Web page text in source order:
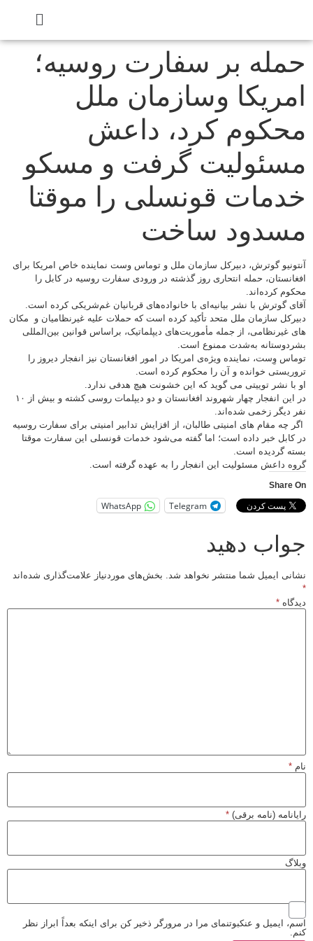
حمله بر سفارت روسیه؛
امریکا وسازمان ملل
محکوم کرد، داعش
مسئولیت گرفت و مسکو
خدمات قونسلی را موقتا
مسدود ساخت
آنتونیو گوترش، دبیرکل سازمان ملل و توماس وست نماینده خاص امریکا برای
افغانستان، حمله انتحاری روز گذشته در ورودی سفارت روسیه در کابل را
محکوم کرده‌اند.
آقای گوترش با نشر بیانیه‌ای با خانواده‌های قربانیان غم‌شریکی کرده است.
دبیرکل سازمان ملل متحد تأکید کرده است که حملات علیه غیرنظامیان و مکان
های غیرنظامی، از جمله مأموریت‌های دیپلماتیک، براساس قوانین بین‌المللی
بشردوستانه به‌شدت ممنوع است.
توماس وِست، نماینده ویژه‌ی امریکا در امور افغانستان نیز انفجار دیروز را
تروریستی خوانده و آن را محکوم کرده است.
او با نشر توییتی می گوید که این خشونت هیچ هدفی ندارد.
در این انفجار چهار شهروند افغانستان و دو دیپلمات روسی کشته و بیش از ۱۰
نفر دیگر زخمی شده‌اند.
اگر چه مقام های امنیتی طالبان، از افزایش تدابیر امنیتی برای سفارت روسیه
در کابل خبر داده است؛ اما گفته می‌شود خدمات قونسلی این سفارت موقتا
بسته گردیده است.
گروه داعش مسئولیت این انفجار را به عهده گرفته است.
Share On
Telegram
WhatsApp
جواب دهید
نشانی ایمیل شما منتشر نخواهد شد. بخش‌های موردنیاز علامت‌گذاری شده‌اند
دیدگاه*
نام*
رایانامه (نامه برقی)*
وبلاگ
اسم، ایمیل و عنکبوتنمای مرا در مرورگر ذخیر کن برای اینکه بعداً ابراز نظر
کنم.